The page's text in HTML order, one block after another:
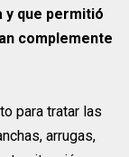
y que permitió
complemente
para tratar las
arrugas,